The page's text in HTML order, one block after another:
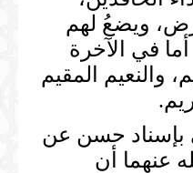
ويضعُ لهم
أما في الآخرة
والنعيم المقيم
بإسناد حسن عن
عنهما أن